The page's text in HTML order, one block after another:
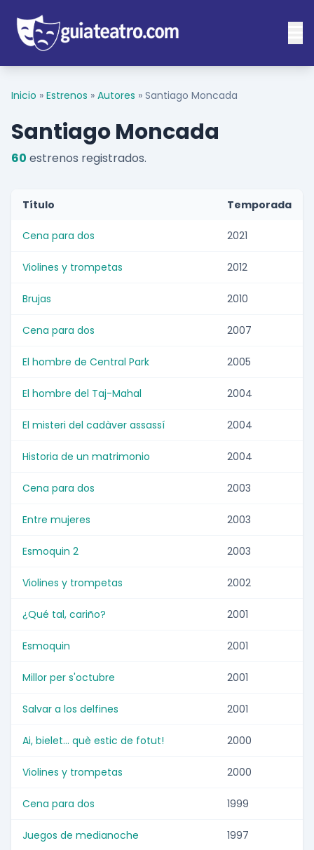
Inicio » Estrenos » Autores » Santiago Moncada
Santiago Moncada
60 estrenos registrados.
Título Temporada
Cena para dos 2021
Violines y trompetas 2012
Brujas 2010
Cena para dos 2007
El hombre de Central Park 2005
El hombre del Taj-Mahal 2004
El misteri del cadàver assassí 2004
Historia de un matrimonio 2004
Cena para dos 2003
Entre mujeres 2003
Esmoquin 2 2003
Violines y trompetas 2002
¿Qué tal, cariño? 2001
Esmoquin 2001
Millor per s'octubre 2001
Salvar a los delfines 2001
Ai, bielet... què estic de fotut! 2000
Violines y trompetas 2000
Cena para dos 1999
Juegos de medianoche 1997